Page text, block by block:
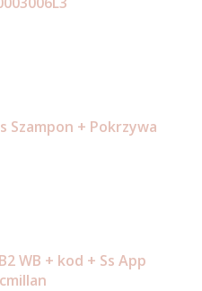
Szampon + Pokrzywa
WB + kod + Ss App